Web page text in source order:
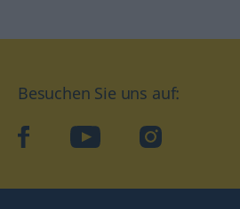
Besuchen Sie uns auf:
facebookYouTube Instagram